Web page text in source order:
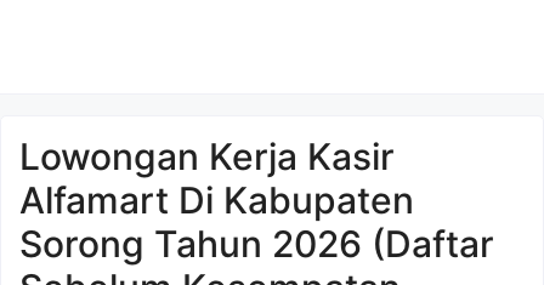
Lowongan Kerja Kasir
Alfamart Di Kabupaten
Sorong Tahun 2026 (Daftar